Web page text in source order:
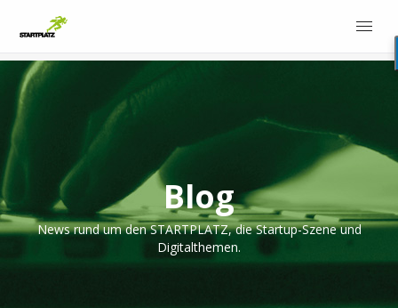
Blog
News rund um den STARTPLATZ, die Startup-Szene und
Digitalthemen.